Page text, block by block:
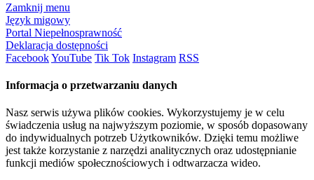
Zamknij menu
Język migowy
Portal Niepełnosprawność
Deklaracja dostępności
FacebookYouTube Tik Tok Instagram RSS
Informacja o przetwarzaniu danych
Nasz serwis używa plików cookies. Wykorzystujemy je w celu
świadczenia usług na najwyższym poziomie, w sposób dopasowany
do indywidualnych potrzeb Użytkowników. Dzięki temu możliwe
jest także korzystanie z narzędzi analitycznych oraz udostępnianie
funkcji mediów społecznościowych i odtwarzacza wideo.